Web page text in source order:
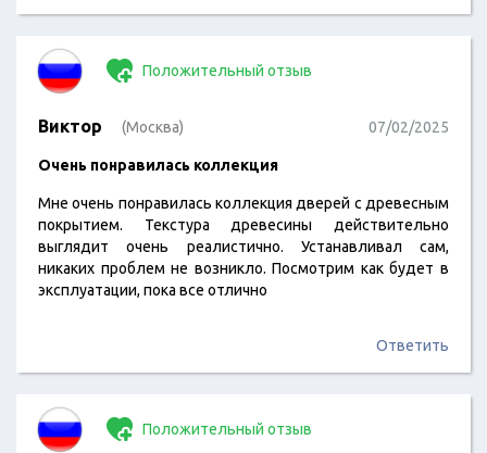
Положительный отзыв
Виктор (Москва) 07/02/2025
Очень понравилась коллекция
Мне очень понравилась коллекция дверей с древесным
покрытием. Текстура древесины действительно
выглядит очень реалистично. Устанавливал сам,
никаких проблем не возникло. Посмотрим как будет в
эксплуатации, пока все отлично
Ответить
Положительный отзыв